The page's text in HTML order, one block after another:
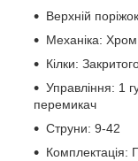
Верхній
Механіка: Хром
Кілки:
Управління: 1
перемикач
Струни: 9-42
Комплектація: